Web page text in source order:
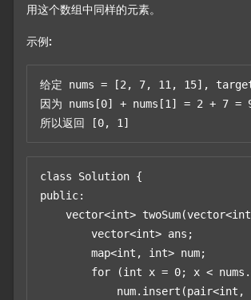
用这个数组中同样的元素。
示例:
给定 nums = [2, 7, 11, 15],
因为 nums[0] + nums[1] = 2 + 7 =
所以返回 [0, 1]
class Solution {
public:
vector<int>
        vector<int> ans;
        map<int, int> num;
for (int x = 0; x <
num.insert(pair<int,